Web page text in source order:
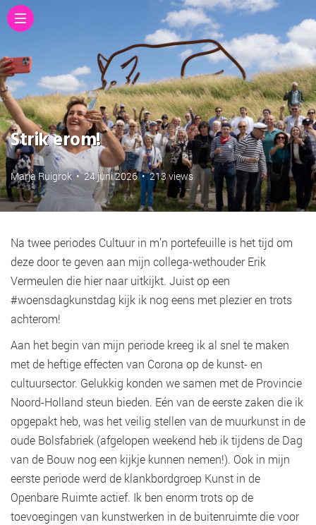
Strik erom!
Marja Ruigrok • 24 juni 2026 •213 views
Na twee periodes Cultuur in m’n portefeuille is het tijd om
deze door te geven aan mijn collega-wethouder Erik
Vermeulen die hier naar uitkijkt. Juist op een
#woensdagkunstdag kijk ik nog eens met plezier en trots
achterom!
Aan het begin van mijn periode kreeg ik al snel te maken
met de heftige effecten van Corona op de kunst- en
cultuursector. Gelukkig konden we samen met de Provincie
Noord-Holland steun bieden. Eén van de eerste zaken die ik
opgepakt heb, was het veilig stellen van de muurkunst in de
oude Bolsfabriek (afgelopen weekend heb ik tijdens de Dag
van de Bouw nog een kijkje kunnen nemen!). Ook in mijn
eerste periode werd de klankbordgroep Kunst in de
Openbare Ruimte actief. Ik ben enorm trots op de
toevoegingen van kunstwerken in de buitenruimte die voor